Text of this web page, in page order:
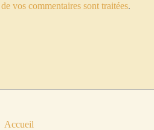
vos commentaires sont traitées.
Accueil